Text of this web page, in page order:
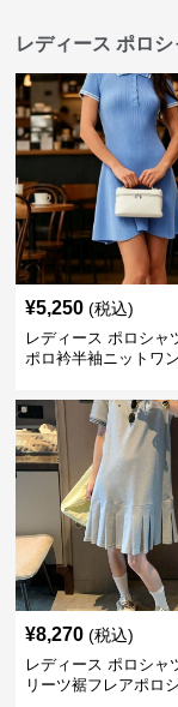
レディース ポロ
¥5,250 (税込)
レディース ポロシャ
ポロ衿半袖ニットワ
¥8,270 (税込)
レディース ポロシャ
リーツ裾フレアポロ